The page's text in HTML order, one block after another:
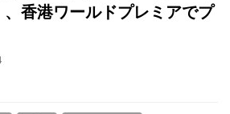
香港ワールドプレミアでプ